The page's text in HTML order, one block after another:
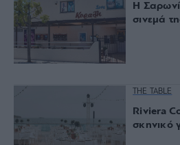
Η
σινεμά
THE TABLE
Riviera
σκηνικό